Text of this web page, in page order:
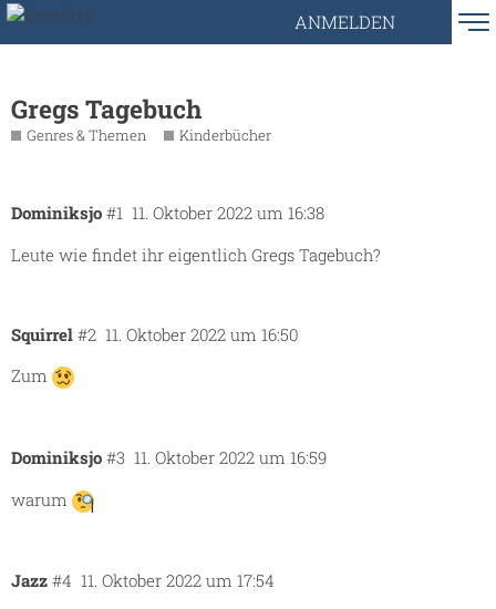
ANMELDEN
Gregs Tagebuch
Genres & Themen Kinderbücher
Dominiksjo 11. Oktober 2022 um 16:38
#1
Leute wie findet ihr eigentlich Gregs Tagebuch?
Squirrel 11. Oktober 2022 um 16:50
#2
Zum
Dominiksjo 11. Oktober 2022 um 16:59
#3
warum
Jazz 11. Oktober 2022 um 17:54
#4